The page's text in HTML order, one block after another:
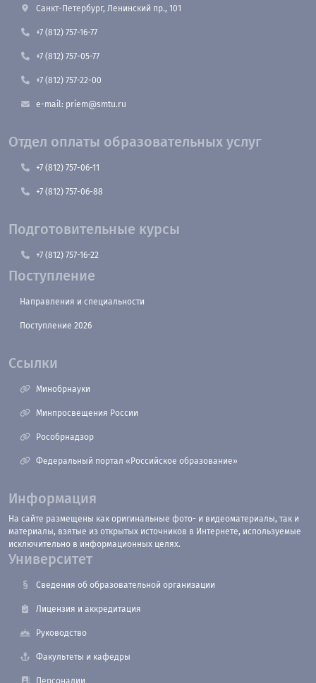
Санкт-Петербург, Ленинский пр., 101
+7 (812) 757-16-77
+7 (812) 757-05-77
+7 (812) 757-22-00
e-mail: priem@smtu.ru
Отдел оплаты образовательных услуг
+7 (812) 757-06-11
+7 (812) 757-06-88
Подготовительные курсы
+7 (812) 757-16-22
Поступление
Направления и специальности
Поступление 2026
Ссылки
Минобрнауки
Минпросвещения России
Рособрнадзор
Федеральный портал «Российское образование»
Информация
На сайте размещены как оригинальные фото- и видеоматериалы, так и
материалы, взятые из открытых источников в Интернете, используемые
исключительно в информационных целях.
Университет
Сведения об образовательной организации
Лицензия и аккредитация
Руководство
Факультеты и кафедры